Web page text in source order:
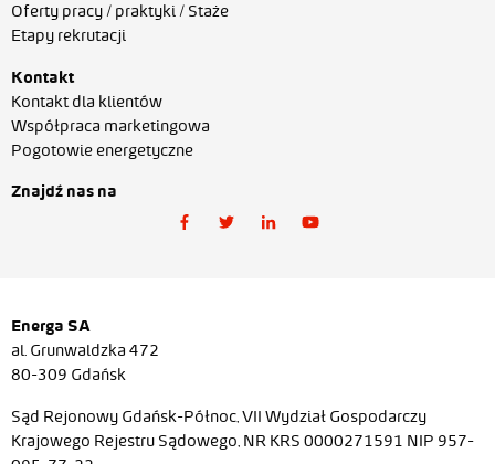
Oferty pracy / praktyki / Staże
Etapy rekrutacji
Kontakt
Kontakt dla klientów
Współpraca marketingowa
Pogotowie energetyczne
Znajdź nas na
Energa SA
al. Grunwaldzka 472
80-309 Gdańsk
Sąd Rejonowy Gdańsk-Północ, VII Wydział Gospodarczy
Krajowego Rejestru Sądowego, NR KRS 0000271591 NIP 957-